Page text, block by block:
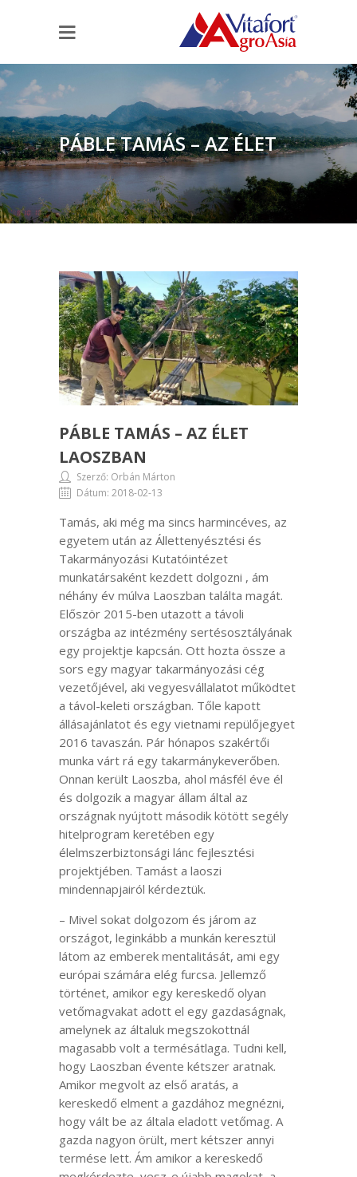
PÁBLE TAMÁS – AZ ÉLET
LAOSZBAN
PÁBLE TAMÁS – AZ ÉLET
LAOSZBAN
Szerző: Orbán Márton
Dátum: 2018-02-13
Tamás, aki még ma sincs harmincéves, az
egyetem után az Állettenyésztési és
Takarmányozási Kutatóintézet
munkatársaként kezdett dolgozni , ám
néhány év múlva Laoszban találta magát.
Először 2015-ben utazott a távoli
országba az intézmény sertésosztályának
egy projektje kapcsán. Ott hozta össze a
sors egy magyar takarmányozási cég
vezetőjével, aki vegyesvállalatot működtet
a távol-keleti országban. Tőle kapott
állásajánlatot és egy vietnami repülőjegyet
2016 tavaszán. Pár hónapos szakértői
munka várt rá egy takarmánykeverőben.
Onnan került Laoszba, ahol másfél éve él
és dolgozik a magyar állam által az
országnak nyújtott második kötött segély
hitelprogram keretében egy
élelmszerbiztonsági lánc fejlesztési
projektjében. Tamást a laoszi
mindennapjairól kérdeztük.
– Mivel sokat dolgozom és járom az
országot, leginkább a munkán keresztül
látom az emberek mentalitását, ami egy
európai számára elég furcsa. Jellemző
történet, amikor egy kereskedő olyan
vetőmagvakat adott el egy gazdaságnak,
amelynek az általuk megszokottnál
magasabb volt a termésátlaga. Tudni kell,
hogy Laoszban évente kétszer aratnak.
Amikor megvolt az első aratás, a
kereskedő elment a gazdához megnézni,
hogy vált be az általa eladott vetőmag. A
gazda nagyon örült, mert kétszer annyi
termése lett. Ám amikor a kereskedő